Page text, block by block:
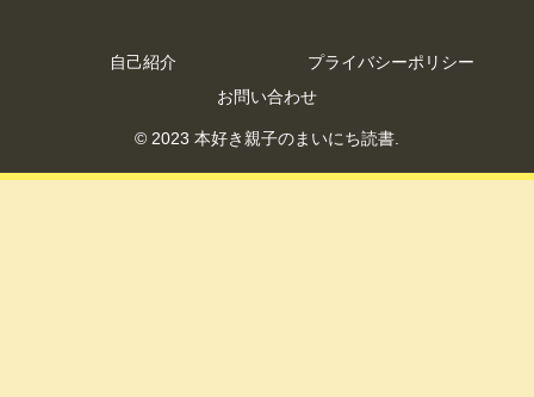
自己紹介
プライバシーポリシー
お問い合わせ
© 2023 本好き親子のまいにち読書.